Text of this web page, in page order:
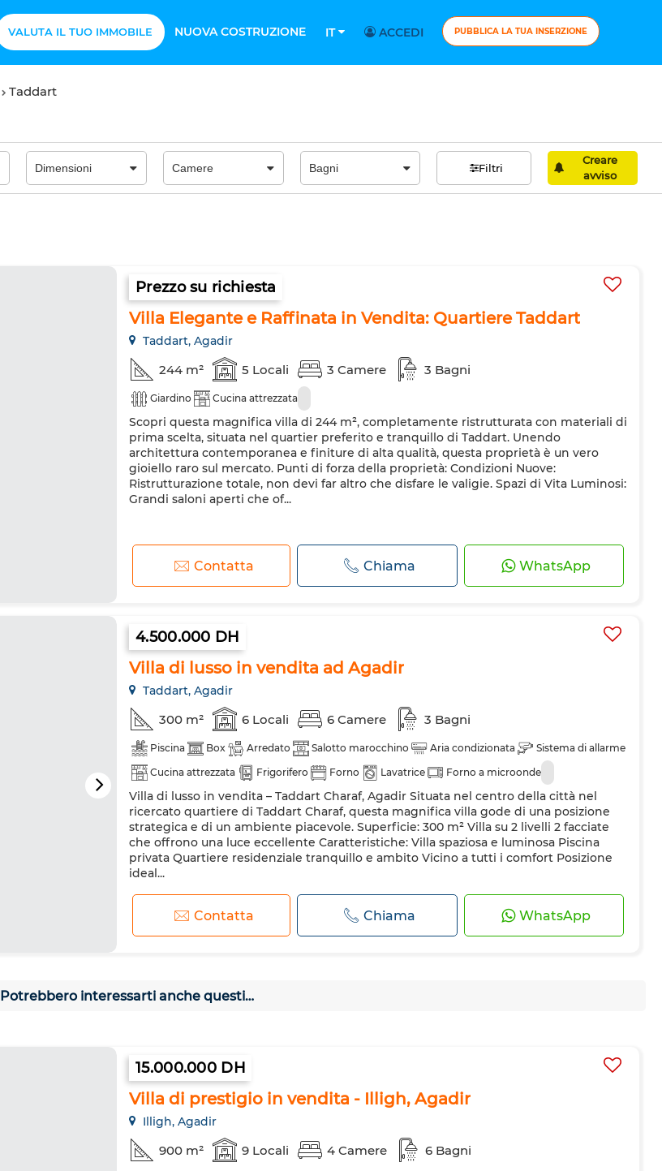
VALUTA IL TUO IMMOBILE NUOVA COSTRUZIONE IT ACCEDI PUBBLICA LA TUA INSERZIONE
Taddart
Filtri
Creare
avviso
Prezzo su richiesta
Villa Elegante e Raffinata in Vendita: Quartiere Taddart
Taddart, Agadir
244 m² 5 Locali 3 Camere 3 Bagni
Giardino Cucina attrezzata
Scopri questa magnifica villa di 244 m², completamente ristrutturata con materiali di
prima scelta, situata nel quartier preferito e tranquillo di Taddart. Unendo
architettura contemporanea e finiture di alta qualità, questa proprietà è un vero
gioiello raro sul mercato. Punti di forza della proprietà: Condizioni Nuove:
Ristrutturazione totale, non devi far altro che disfare le valigie. Spazi di Vita Luminosi:
Grandi saloni aperti che of...
Contatta Chiama WhatsApp
4.500.000 DH
Villa di lusso in vendita ad Agadir
Taddart, Agadir
300 m² 6 Locali 6 Camere 3 Bagni
Piscina Box Arredato Salotto marocchino Aria condizionata
Sistema di allarme
Cucina attrezzata
Frigorifero Forno Lavatrice Forno a microonde
Villa di lusso in vendita – Taddart Charaf, Agadir Situata nel centro della città nel
ricercato quartiere di Taddart Charaf, questa magnifica villa gode di una posizione
strategica e di un ambiente piacevole. Superficie: 300 m² Villa su 2 livelli 2 facciate
che offrono una luce eccellente Caratteristiche: Villa spaziosa e luminosa Piscina
privata Quartiere residenziale tranquillo e ambito Vicino a tutti i comfort Posizione
ideal...
Contatta Chiama WhatsApp
Potrebbero interessarti anche questi…
15.000.000 DH
Villa di prestigio in vendita - Illigh, Agadir
Illigh, Agadir
900 m² 9 Locali 4 Camere 6 Bagni